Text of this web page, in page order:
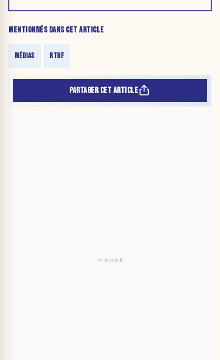
MENTIONNÉS DANS CET ARTICLE
MÉDIAS RTBF
PARTAGER CET ARTICLE